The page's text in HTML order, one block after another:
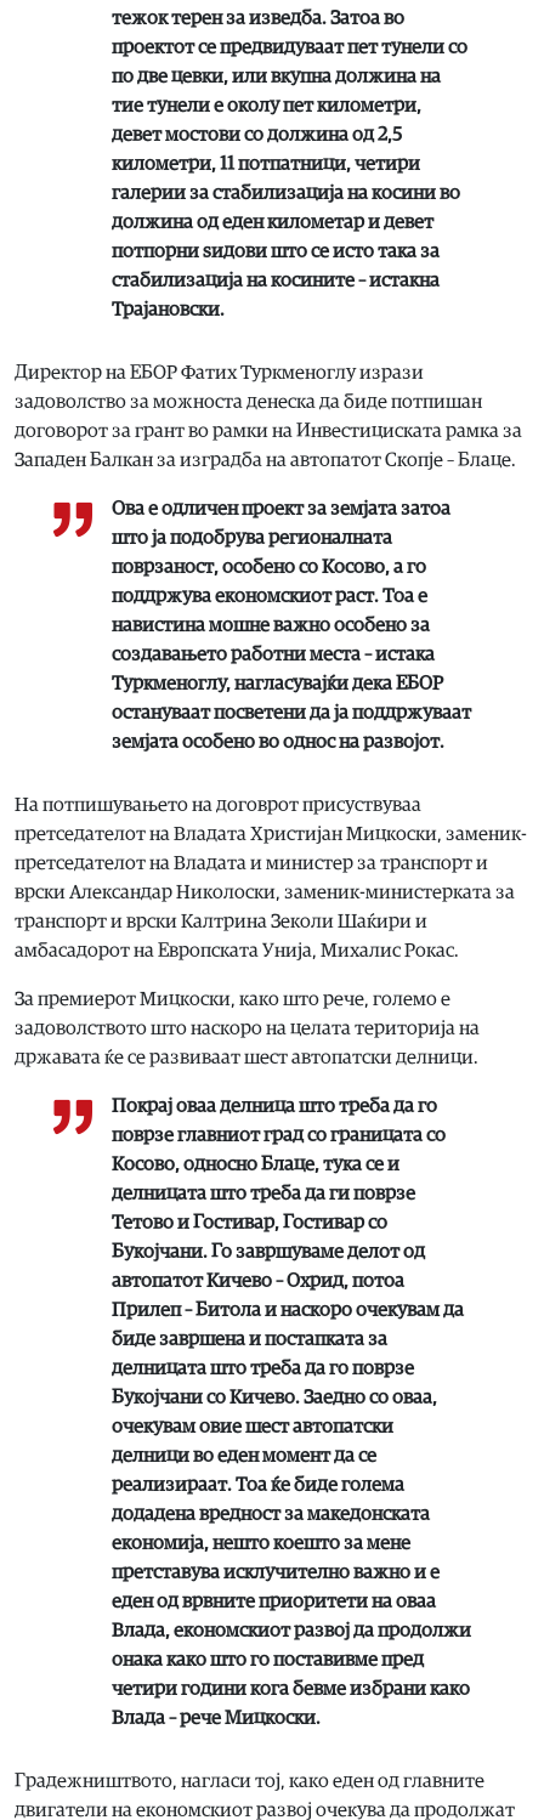
тежок терен за изведба. Затоа во
проектот се предвидуваат пет тунели со
по две цевки, или вкупна должина на
тие тунели е околу пет километри,
девет мостови со должина од 2,5
километри, 11 потпатници, четири
галерии за стабилизација на косини во
должина од еден километар и девет
потпорни ѕидови што се исто така за
стабилизација на косините – истакна
Трајановски.
Директор на ЕБОР Фатих Туркменоглу изрази
задоволство за можноста денеска да биде потпишан
договорот за грант во рамки на Инвестициската рамка за
Западен Балкан за изградба на автопатот Скопје – Блаце.
Ова е одличен проект за земјата затоа
што ја подобрува регионалната
поврзаност, особено со Косово, а го
поддржува економскиот раст. Тоа е
навистина мошне важно особено за
создавањето работни места – истака
Туркменоглу, нагласувајќи дека ЕБОР
остануваат посветени да ја поддржуваат
земјата особено во однос на развојот.
На потпишувањето на договрот присуствуваа
претседателот на Владата Христијан Мицкоски, заменик-
претседателот на Владата и министер за транспорт и
врски Александар Николоски, заменик-министерката за
транспорт и врски Калтрина Зеколи Шаќири и
амбасадорот на Европската Унија, Михалис Рокас.
За премиерот Мицкоски, како што рече, големо е
задоволството што наскоро на целата територија на
државата ќе се развиваат шест автопатски делници.
Покрај оваа делница што треба да го
поврзе главниот град со границата со
Косово, односно Блаце, тука се и
делницата што треба да ги поврзе
Тетово и Гостивар, Гостивар со
Букојчани. Го завршуваме делот од
автопатот Кичево – Охрид, потоа
Прилеп – Битола и наскоро очекувам да
биде завршена и постапката за
делницата што треба да го поврзе
Букојчани со Кичево. ​Заедно со оваа,
очекувам овие шест автопатски
делници во еден момент да се
реализираат. Тоа ќе биде голема
додадена вредност за македонската
економија, нешто коешто за мене
претставува исклучително важно и е
еден од врвните приоритети на оваа
Влада, економскиот развој да продолжи
онака како што го поставивме пред
четири години кога бевме избрани како
Влада – рече Мицкоски.
​Градежништвото, нагласи тој, како еден од главните
двигатели на економскиот развој очекува да продолжат